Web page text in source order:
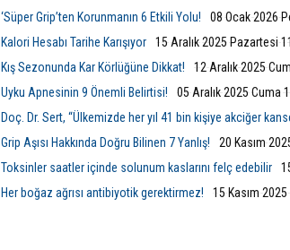
‘Süper Grip’ten Korunmanın 6 Etkili Yolu!
08 Ocak 2026
Kalori Hesabı Tarihe Karışıyor
15 Aralık 2025 Pazartesi
Kış Sezonunda Kar Körlüğüne Dikkat!
12 Aralık 2025
Uyku Apnesinin 9 Önemli Belirtisi!
05 Aralık 2025 Cuma
Doç. Dr. Sert, “Ülkemizde her yıl 41 bin kişiye akciğer
Grip Aşısı Hakkında Doğru Bilinen 7 Yanlış!
20 Kasım
Toksinler saatler içinde solunum kaslarını felç edebilir
Her boğaz ağrısı antibiyotik gerektirmez!
15 Kasım